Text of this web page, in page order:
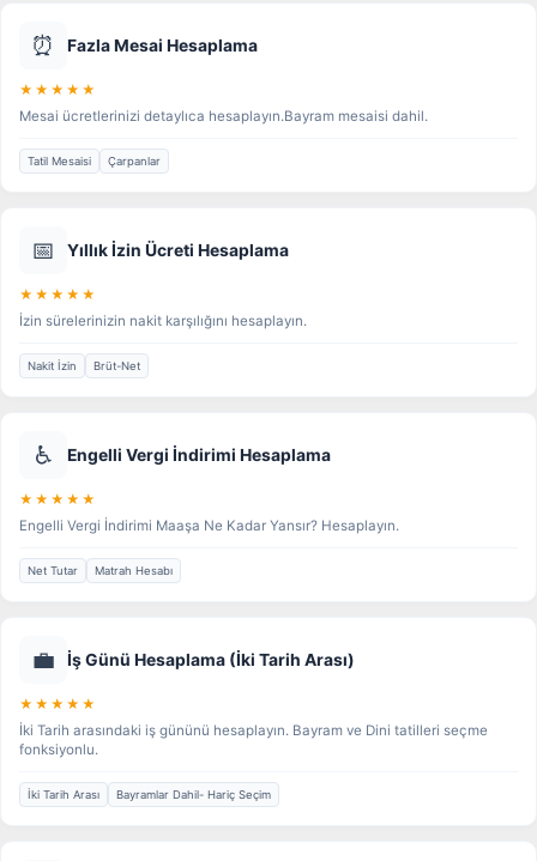
⏰ Fazla Mesai Hesaplama
★★★★★
Mesai ücretlerinizi detaylıca hesaplayın.Bayram mesaisi dahil.
Tatil Mesaisi Çarpanlar
📅 Yıllık İzin Ücreti Hesaplama
★★★★★
İzin sürelerinizin nakit karşılığını hesaplayın.
Nakit İzin Brüt-Net
♿ Engelli Vergi İndirimi Hesaplama
★★★★★
Engelli Vergi İndirimi Maaşa Ne Kadar Yansır? Hesaplayın.
Net Tutar Matrah Hesabı
💼 İş Günü Hesaplama (İki Tarih Arası)
★★★★★
İki Tarih arasındaki iş gününü hesaplayın. Bayram ve Dini tatilleri seçme
fonksiyonlu.
İki Tarih Arası Bayramlar Dahil- Hariç Seçim